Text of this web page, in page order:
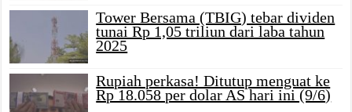
Tower Bersama (TBIG) tebar dividen
tunai Rp 1,05 triliun dari laba tahun
2025
Rupiah perkasa! Ditutup menguat ke
Rp 18.058 per dolar AS hari ini (9/6)